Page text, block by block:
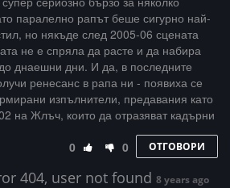
паралелно рапът беше сигурно най-
но някъде след 2005-06 сцената
не е спряла да расте и да набира
днаешни дни. И да, в последните
ренесанс в рапа ни - появиха се
изпълнители, предавания като
на Жлъч, които да отразяват кадърни
0 0 ОТГОВОРИ
404, user not found 8 years ago